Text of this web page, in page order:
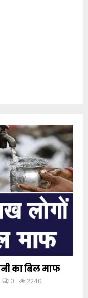
का बिल माफ
0 2240